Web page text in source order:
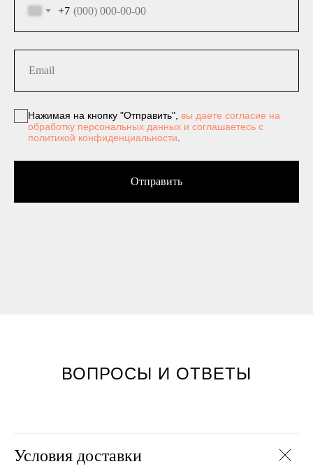
+7
Нажимая на кнопку "Отправить", вы даете согласие на
обработку персональных данных и соглашаетесь c
политикой конфиденциальности
Отправить
ВОПРОСЫ И ОТВЕТЫ
Условия доставки